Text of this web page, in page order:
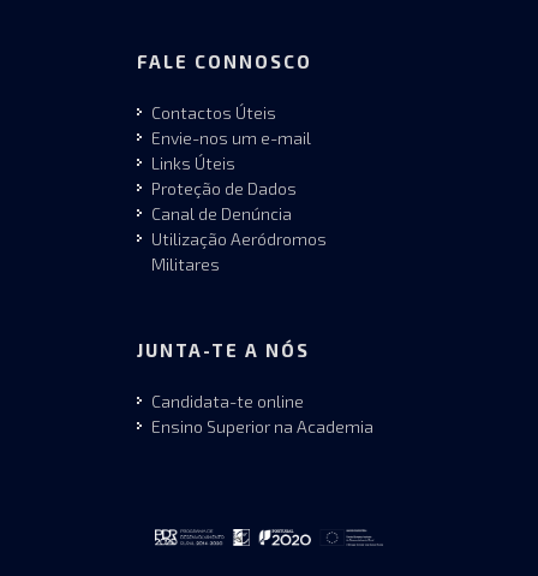
FALE CONNOSCO
Contactos Úteis
Envie-nos um e-mail
Links Úteis
Proteção de Dados
Canal de Denúncia
Utilização Aeródromos
Militares
JUNTA-TE A NÓS
Candidata-te online
Ensino Superior na Academia